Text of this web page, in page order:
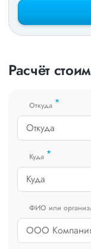
Расчёт
Откуда *
Куда *
ФИО или